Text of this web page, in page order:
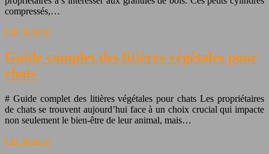
compressés,…
Lire la suite
Guide complet des litières végétales pour
chats
# Guide complet des litières végétales pour chats Les propriétaires
de chats se trouvent aujourd’hui face à un choix crucial qui impacte
non seulement le bien-être de leur animal, mais…
Lire la suite